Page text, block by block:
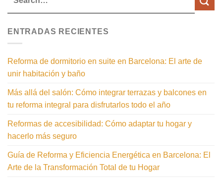
ENTRADAS RECIENTES
Reforma de dormitorio en suite en Barcelona: El arte de
unir habitación y baño
Más allá del salón: Cómo integrar terrazas y balcones en
tu reforma integral para disfrutarlos todo el año
Reformas de accesibilidad: Cómo adaptar tu hogar y
hacerlo más seguro
Guía de Reforma y Eficiencia Energética en Barcelona: El
Arte de la Transformación Total de tu Hogar